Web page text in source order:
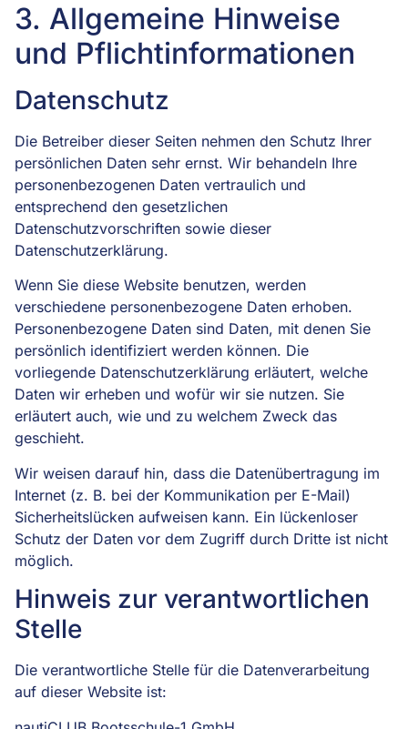
3. Allgemeine Hinweise
und Pflicht­informationen
Datenschutz
Die Betreiber dieser Seiten nehmen den Schutz Ihrer
persönlichen Daten sehr ernst. Wir behandeln Ihre
personenbezogenen Daten vertraulich und
entsprechend den gesetzlichen
Datenschutzvorschriften sowie dieser
Datenschutzerklärung.
Wenn Sie diese Website benutzen, werden
verschiedene personenbezogene Daten erhoben.
Personenbezogene Daten sind Daten, mit denen Sie
persönlich identifiziert werden können. Die
vorliegende Datenschutzerklärung erläutert, welche
Daten wir erheben und wofür wir sie nutzen. Sie
erläutert auch, wie und zu welchem Zweck das
geschieht.
Wir weisen darauf hin, dass die Datenübertragung im
Internet (z. B. bei der Kommunikation per E-Mail)
Sicherheitslücken aufweisen kann. Ein lückenloser
Schutz der Daten vor dem Zugriff durch Dritte ist nicht
möglich.
Hinweis zur verantwortlichen
Stelle
Die verantwortliche Stelle für die Datenverarbeitung
auf dieser Website ist: